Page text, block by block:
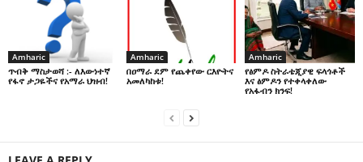
Amharic
ጥብቅ ማስታወሻ :- ለእውነተኛ
የፋኖ ታጋዬችና የአማራ ህዝብ!
Amharic
በዐማራ ደም የጨቀየው ርእዮትና
አመለካከቱ!
Amharic
የፅምዶ ስትራቴጂያዊ ፍላጎቶች
እና ፅምዶን የተቀላቀለው
የአፋብን ክንፍ!